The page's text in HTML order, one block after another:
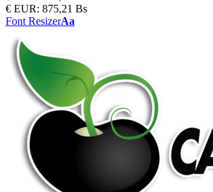
€ EUR: 875,21 Bs
Font ResizerAa